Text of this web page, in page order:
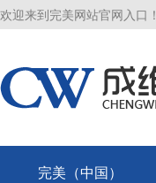
欢迎来到完美网站官网入口！
完美（中国）